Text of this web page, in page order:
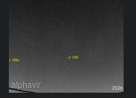
alphavir